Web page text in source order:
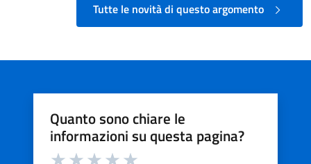
Tutte le novità di questo argomento
Quanto sono chiare le
informazioni su questa pagina?
Valuta da 1 a 5 stelle la pagina